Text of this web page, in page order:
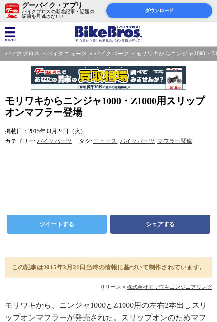
グーバイク・アプリ
バイクブロスの新着記事・話題の
記事を見逃さない！
ダウンロード
バイクブロス バイクニュース バイクパーツ モリワキからニンジャ1000・
モリワキからニンジャ1000・Z1000用スリップ
オンマフラー登場
掲載日：2015年03月24日（火）
カテゴリー: バイクパーツ タグ: ニュース, バイクパーツ, マフラー関連
ツイートする シェアする
この記事は2015年3月24日当時の情報に基づいて制作されています。
リリース = 株式会社モリワキエンジニアリング
モリワキから、ニンジャ1000とZ1000用の左右2本出しスリ
ップオンマフラーが発売された。スリップオンのためマフ